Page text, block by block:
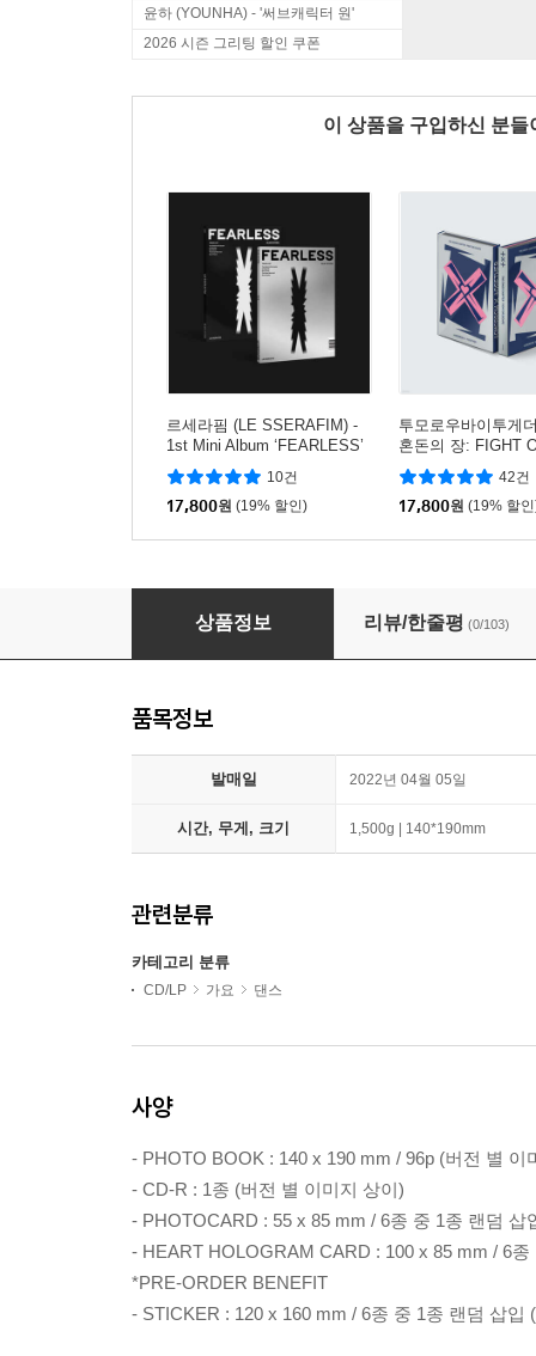
윤하 (YOUNHA) - '써브캐릭터 원'
2026 시즌 그리팅 할인 쿠폰
이 상품을 구입하신 분
르세라핌 (LE SSERAFIM) -
1st Mini Album ‘FEARLESS’
[버전 2종 중 1종 랜덤 발송]
10건
17,800원 (19% 할인)
투모로우바이투게
혼돈의 장: FIGHT
PE [2종 중 1종 랜
42건
17,800원 (19% 할
IVE (아이브) - LOVE DIVE [버전 3종 중 1종 랜
상품정보 리뷰/한줄평 (0/103)
품목정보
발매일 2022년 04월 05일
시간, 무게, 크기 1,500g | 140*190mm
관련분류
카테고리 분류
CD/LP 가요 댄스
사양
- PHOTO BOOK : 140 x 190 mm / 96p (버전 별 이
- CD-R : 1종 (버전 별 이미지 상이)
- PHOTOCARD : 55 x 85 mm / 6종 중 1종 랜덤 삽
- HEART HOLOGRAM CARD : 100 x 85 mm / 6
*PRE-ORDER BENEFIT
- STICKER : 120 x 160 mm / 6종 중 1종 랜덤 삽입